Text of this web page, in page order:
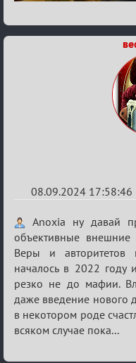
08.09.2024 17:58:46
Re:
Waiting
XI
Anoxia ну давай
объективные внешние
Веры и авторитетов
началось в 2022 году
резко не до мафии.
даже введение нового
в некотором роде
всяком случае пока...